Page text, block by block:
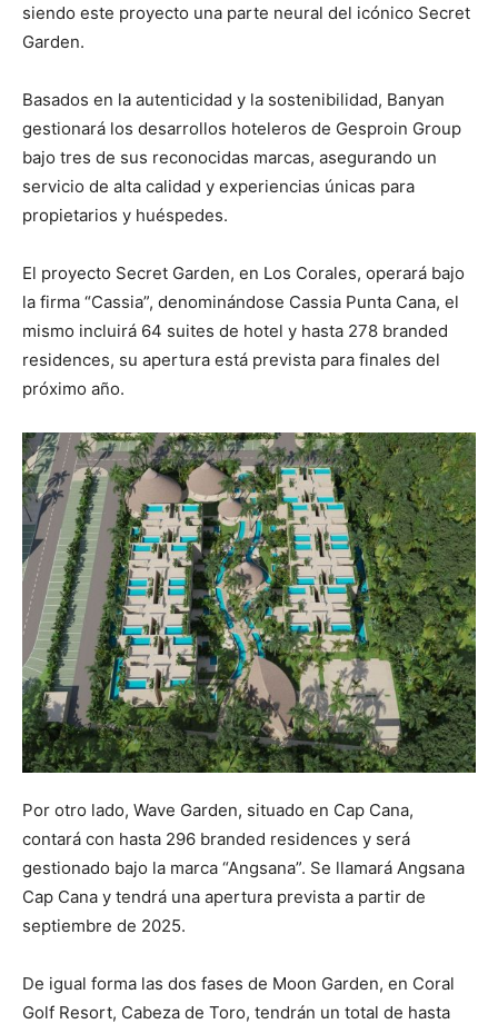
siendo este proyecto una parte neural del icónico Secret
Garden.
Basados en la autenticidad y la sostenibilidad, Banyan
gestionará los desarrollos hoteleros de Gesproin Group
bajo tres de sus reconocidas marcas, asegurando un
servicio de alta calidad y experiencias únicas para
propietarios y huéspedes.
El proyecto Secret Garden, en Los Corales, operará bajo
la firma “Cassia”, denominándose Cassia Punta Cana, el
mismo incluirá 64 suites de hotel y hasta 278 branded
residences, su apertura está prevista para finales del
próximo año.
Por otro lado, Wave Garden, situado en Cap Cana,
contará con hasta 296 branded residences y será
gestionado bajo la marca “Angsana”. Se llamará Angsana
Cap Cana y tendrá una apertura prevista a partir de
septiembre de 2025.
De igual forma las dos fases de Moon Garden, en Coral
Golf Resort, Cabeza de Toro, tendrán un total de hasta